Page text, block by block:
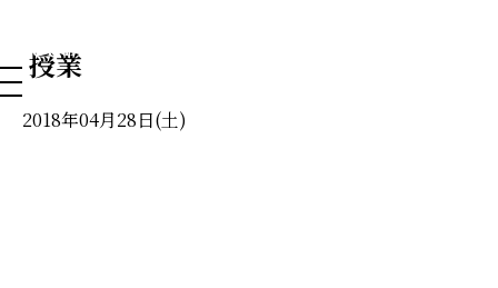
NAHA DOG GROOMING SCHOOL
授業
2018年04月28日(土)